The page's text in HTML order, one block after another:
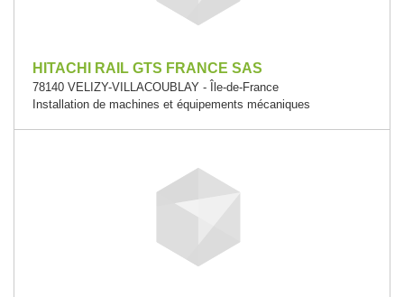
HITACHI RAIL GTS FRANCE SAS
78140 VELIZY-VILLACOUBLAY - Île-de-France
Installation de machines et équipements mécaniques